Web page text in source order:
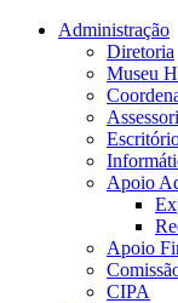
Conteúdo principal
Administração
Diretoria
Museu
Apoio
Apoio
CIPA